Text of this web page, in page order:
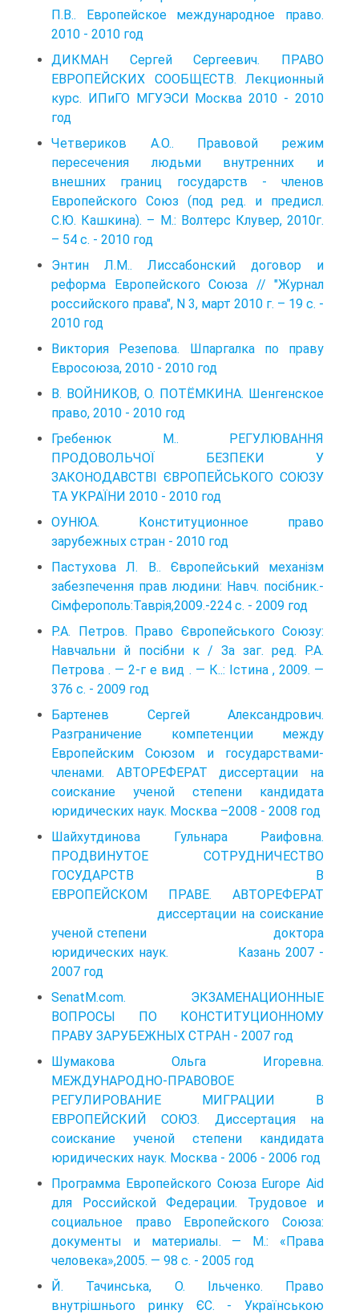
П.В.. Европейское международное право.
2010 - 2010 год
ДИКМАН Сергей Сергеевич. ПРАВО
ЕВРОПЕЙСКИХ СООБЩЕСТВ. Лекционный
курс. ИПиГО МГУЭСИ Москва 2010 - 2010
год
Четвериков А.О.. Правовой режим
пересечения людьми внутренних и
внешних границ государств - членов
Европейского Союз (под ред. и предисл.
С.Ю. Кашкина). – М.: Волтерс Клувер, 2010г.
– 54 с. - 2010 год
Энтин Л.М.. Лиссабонский договор и
реформа Европейского Союза // "Журнал
российского права", N 3, март 2010 г. – 19 с. -
2010 год
Виктория Резепова. Шпаргалка по праву
Евросоюза, 2010 - 2010 год
В. ВОЙНИКОВ, О. ПОТЁМКИНА. Шенгенское
право, 2010 - 2010 год
Гребенюк М.. РЕГУЛЮВАННЯ
ПРОДОВОЛЬЧОЇ БЕЗПЕКИ У
ЗАКОНОДАВСТВІ ЄВРОПЕЙСЬКОГО СОЮЗУ
ТА УКРАЇНИ 2010 - 2010 год
ОУНЮА. Конституционное право
зарубежных стран - 2010 год
Пастухова Л. В.. Європейський механізм
забезпечення прав людини: Навч. посібник.-
Сімферополь:Таврія,2009.-224 с. - 2009 год
Р.А. Петров. Право Європейського Союзу:
Навчальни й посібни к / За заг. ред. Р.А.
Петрова . — 2-г е вид . — К..: Істина , 2009. —
376 с. - 2009 год
Бартенев Сергей Александрович.
Разграничение компетенции между
Европейским Союзом и государствами-
членами. АВТОРЕФЕРАТ диссертации на
соискание ученой степени кандидата
юридических наук. Москва –2008 - 2008 год
Шайхутдинова Гульнара Раифовна.
ПРОДВИНУТОЕ СОТРУДНИЧЕСТВО
ГОСУДАРСТВ В
ЕВРОПЕЙСКОМ ПРАВЕ. АВТОРЕФЕРАТ
диссертации на соискание
ученой степени доктора
юридических наук. Казань 2007 -
2007 год
SenatM.com. ЭКЗАМЕНАЦИОННЫЕ
ВОПРОСЫ ПО КОНСТИТУЦИОННОМУ
ПРАВУ ЗАРУБЕЖНЫХ СТРАН - 2007 год
Шумакова Ольга Игоревна.
МЕЖДУНАРОДНО-ПРАВОВОЕ
РЕГУЛИРОВАНИЕ МИГРАЦИИ В
ЕВРОПЕЙСКИЙ СОЮЗ. Диссертация на
соискание ученой степени кандидата
юридических наук. Москва - 2006 - 2006 год
Программа Европейского Союза Europe Aid
для Российской Федерации. Трудовое и
социальное право Европейского Союза:
документы и материалы. — М.: «Права
человека»,2005. — 98 с. - 2005 год
Й. Тачинська, О. Ільченко. Право
внутрішнього ринку ЄС. - Українською